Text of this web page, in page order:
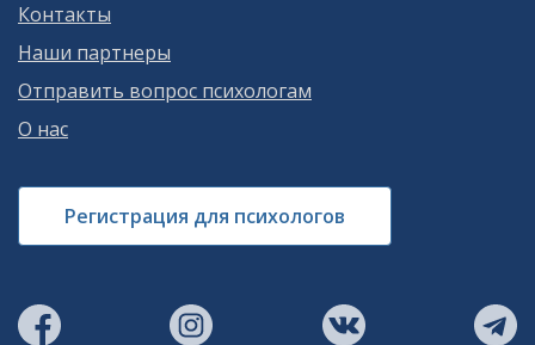
Контакты
Наши партнеры
Отправить вопрос психологам
О нас
Регистрация для психологов